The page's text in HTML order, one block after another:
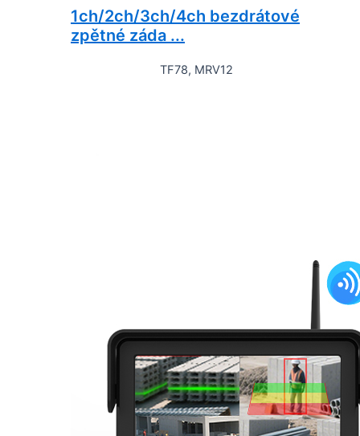
1ch/2ch/3ch/4ch bezdrátové
zpětné záda ...
TF78, MRV12